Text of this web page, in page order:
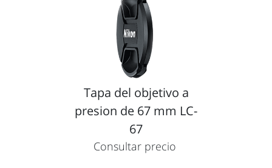
Tapa del objetivo a
presion de 67 mm LC-
67
Consultar precio